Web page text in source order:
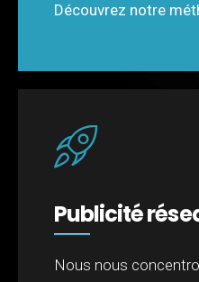
Découvrez notre
Publicité
Nous nous